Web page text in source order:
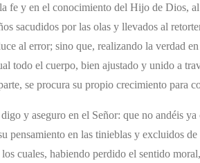
fe y en el conocimiento del Hijo de Dios,
sacudidos por las olas y llevados al
al error; sino que, realizando la verdad
todo el cuerpo, bien ajustado y unido a
se procura su propio crecimiento para
y aseguro en el Señor: que no andéis
pensamiento en las tinieblas y excluidos
los cuales, habiendo perdido el sentido